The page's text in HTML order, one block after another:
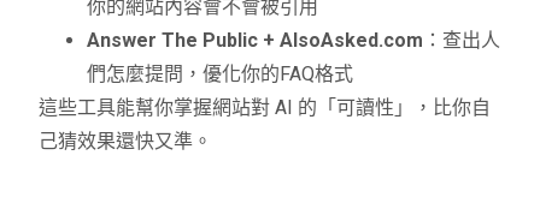
你的網站內容會不會被引用
Answer The Public + AlsoAsked.com ：查出人
們怎麼提問，優化你的FAQ格式
這些工具能幫你掌握網站對 AI 的「可讀性」，比你自
己猜效果還快又準。